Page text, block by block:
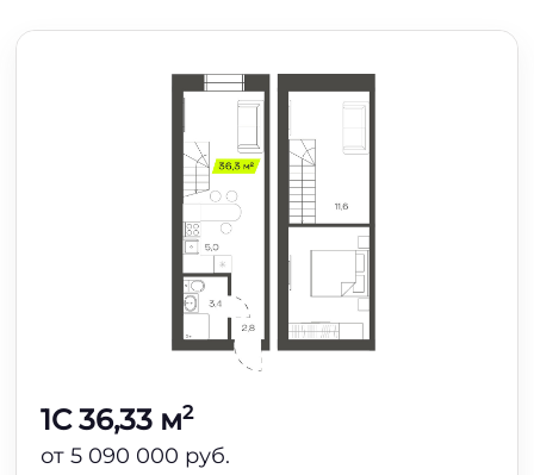
1C 36,33 м2
от 5 090 000 руб.